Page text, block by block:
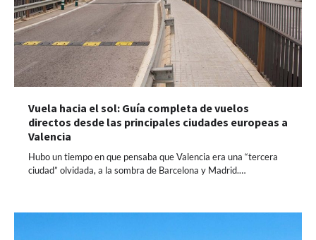
Vuela hacia el sol: Guía completa de vuelos
directos desde las principales ciudades europeas a
Valencia
Hubo un tiempo en que pensaba que Valencia era una “tercera
ciudad” olvidada, a la sombra de Barcelona y Madrid.…